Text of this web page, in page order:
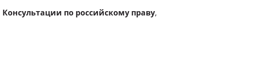
Консультации по российскому праву,